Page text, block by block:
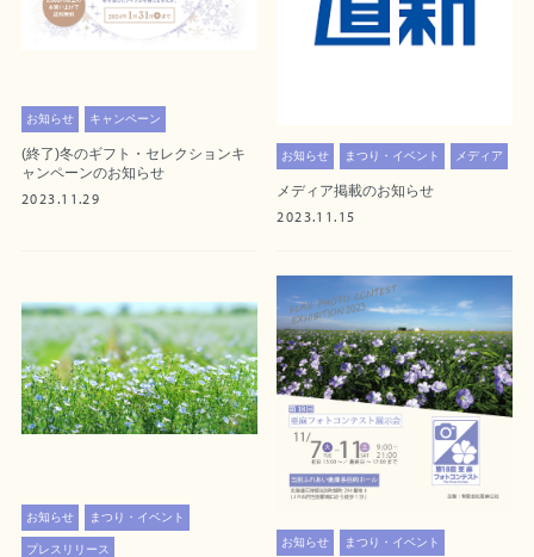
お知らせ キャンペーン
(終了)冬のギフト・セレクションキ
ャンペーンのお知らせ
2023.11.29
お知らせ まつり・イベント メディア
メディア掲載のお知らせ
2023.11.15
お知らせ まつり・イベント
プレスリリース お知らせ まつり・イベント